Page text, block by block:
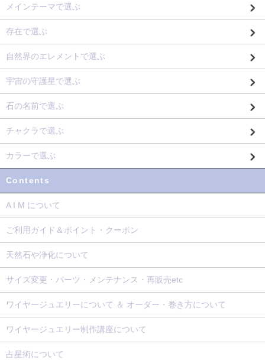
メインテーマで選ぶ
存在で選ぶ
自然界のエレメントで選ぶ
宇宙の守護星で選ぶ
石の名前で選ぶ
チャクラで選ぶ
カラーで選ぶ
Contents
A I M について
ご利用ガイド＆ポイント・クーポン
天然石や浄化について
サイズ変更・パーツ・メンテナンス・再販売etc
ワイヤージュエリーについて ＆ オーダー・巻き方について
ワイヤージュエリー制作講座について
占星術について